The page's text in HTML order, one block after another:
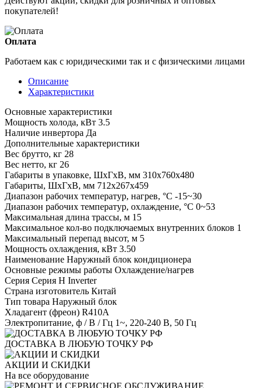
покупателей!
Оплата
Работаем как с юридическими так и с физическими лицами
Описание
Характеристики
Основные характеристики
Мощность холода, кВт 3.5
Наличие инвертора Да
Дополнительные характеристики
Вес брутто, кг 28
Вес нетто, кг 26
Габариты в упаковке, ШхГхВ, мм 310x760x480
Габариты, ШхГхВ, мм 712x267x459
Диапазон рабочих температур, нагрев, °C -15~30
Диапазон рабочих температур, охлаждение, °C 0~53
Максимальная длина трассы, м 15
Максимальное кол-во подключаемых внутренних блоков 1
Максимальный перепад высот, м 5
Мощность охлаждения, кВт 3.50
Наименование Наружный блок кондиционера
Основные режимы работы Охлаждение/нагрев
Серия Серия H Inverter
Страна изготовитель Китай
Тип товара Наружный блок
Хладагент (фреон) R410A
Электропитание, ф / В / Гц 1~, 220-240 В, 50 Гц
ДОСТАВКА В ЛЮБУЮ ТОЧКУ РФ
АКЦИИ И СКИДКИ
На все оборудование